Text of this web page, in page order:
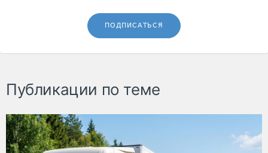
ПОДПИСАТЬСЯ
Публикации по теме